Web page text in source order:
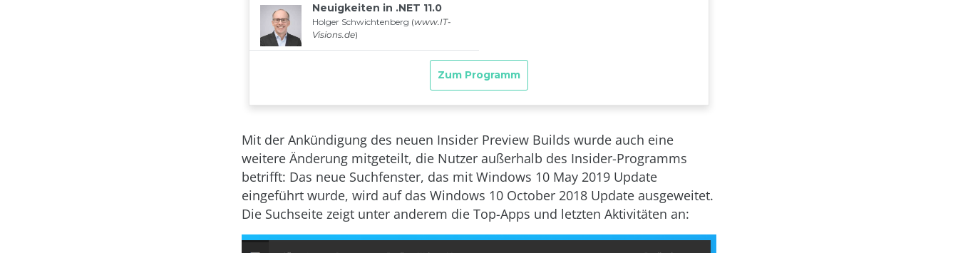
Mit der Ankündigung des neuen Insider Preview Builds wurde auch eine
weitere Änderung mitgeteilt, die Nutzer außerhalb des Insider-Programms
betrifft: Das neue Suchfenster, das mit Windows 10 May 2019 Update
eingeführt wurde, wird auf das Windows 10 October 2018 Update ausgeweitet.
Die Suchseite zeigt unter anderem die Top-Apps und letzten Aktivitäten an: